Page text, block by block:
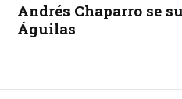
Andrés Chaparro se
Águilas